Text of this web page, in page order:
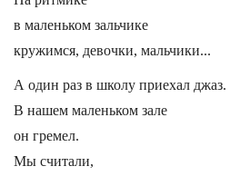
в маленьком зальчике
кружимся, девочки, мальчики...
А один раз в школу приехал джаз.
В нашем маленьком зале
он гремел.
Мы считали,